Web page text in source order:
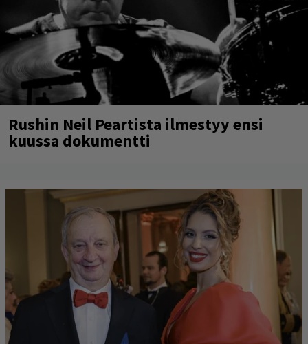
Rushin Neil Peartista ilmestyy ensi
kuussa dokumentti